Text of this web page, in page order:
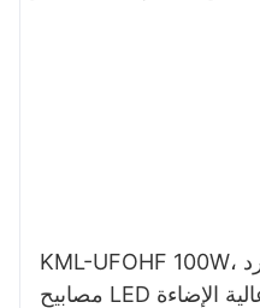
KML-UFOHF 100W، مورد
مصابيح LED عالية الإضاءة